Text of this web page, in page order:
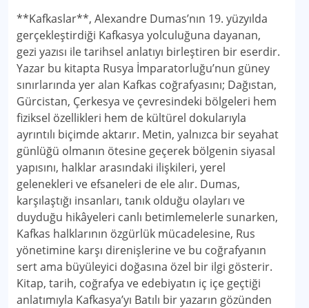
**Kafkaslar**, Alexandre Dumas’nın 19. yüzyılda
gerçekleştirdiği Kafkasya yolculuğuna dayanan,
gezi yazısı ile tarihsel anlatıyı birleştiren bir eserdir.
Yazar bu kitapta Rusya İmparatorluğu’nun güney
sınırlarında yer alan Kafkas coğrafyasını; Dağıstan,
Gürcistan, Çerkesya ve çevresindeki bölgeleri hem
fiziksel özellikleri hem de kültürel dokularıyla
ayrıntılı biçimde aktarır. Metin, yalnızca bir seyahat
günlüğü olmanın ötesine geçerek bölgenin siyasal
yapısını, halklar arasındaki ilişkileri, yerel
gelenekleri ve efsaneleri de ele alır. Dumas,
karşılaştığı insanları, tanık olduğu olayları ve
duyduğu hikâyeleri canlı betimlemelerle sunarken,
Kafkas halklarının özgürlük mücadelesine, Rus
yönetimine karşı direnişlerine ve bu coğrafyanın
sert ama büyüleyici doğasına özel bir ilgi gösterir.
Kitap, tarih, coğrafya ve edebiyatın iç içe geçtiği
anlatımıyla Kafkasya’yı Batılı bir yazarın gözünden